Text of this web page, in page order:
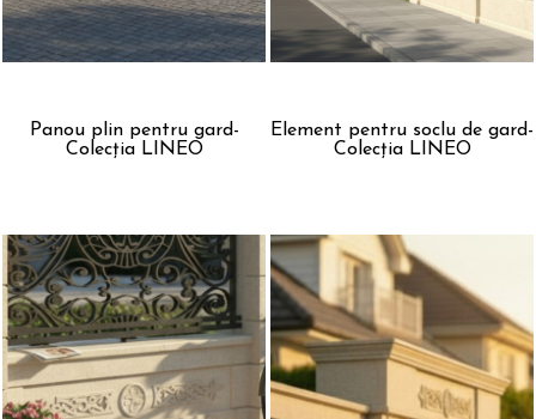
Panou plin pentru gard-
Colecția LINEO
Element pentru soclu de gard-
Colecția LINEO